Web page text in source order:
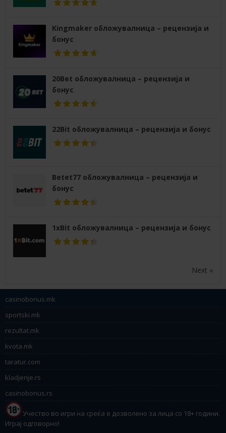
Kingmaker обложувалница – рецензија и
бонус
20Bet обложувалница – рецензија и
бонус
22Bit обложувалница – рецензија и бонус
Betet77 обложувалница – рецензија и
бонус
1xBit обложувалница – рецензија и бонус
Next »
casinobonus.mk
sportski.mk
rezultat.mk
kvota.mk
taratur.com
kladjenje.rs
casinobonus.rs
Учество во игри на среќа е дозволено за лица со 18+ години.
Играј одговорно!